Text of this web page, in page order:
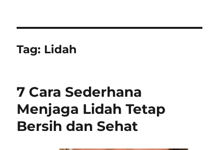
Tag: Lidah
7 Cara Sederhana
Menjaga Lidah Tetap
Bersih dan Sehat